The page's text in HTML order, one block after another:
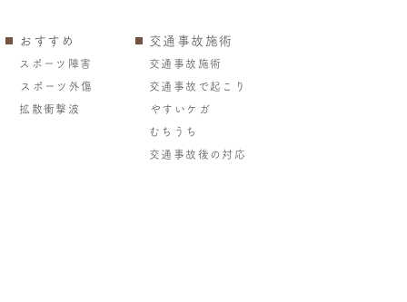
おすすめ
スポーツ障害
スポーツ外傷
拡散衝撃波
交通事故施術
交通事故施術
交通事故で起こり
やすいケガ
むちうち
交通事故後の対応